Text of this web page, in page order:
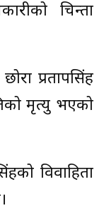
चिन्ता
प्रतापसिंह
मृत्यु भएको
विवाहिता